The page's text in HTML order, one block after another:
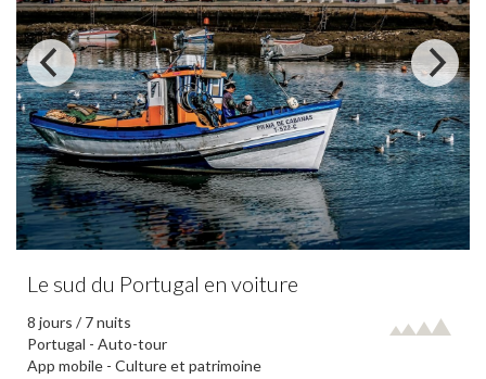
Le sud du Portugal en voiture
8 jours / 7 nuits
Portugal - Auto-tour
App mobile - Culture et patrimoine